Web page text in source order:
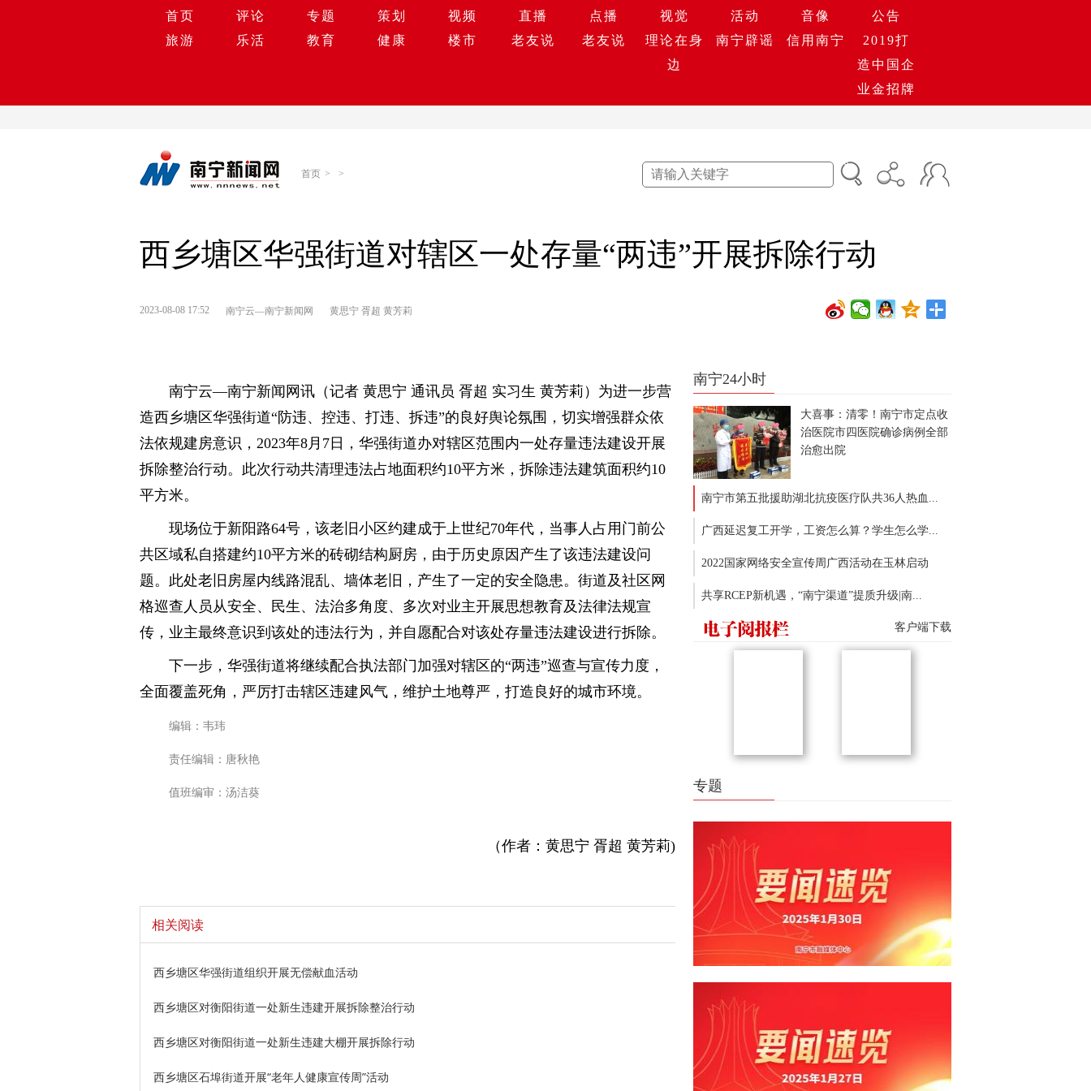
首页 评论 专题 策划 视频 直播 点播 视觉 活动 音像
公告
旅游
乐活 教育 健康 楼市 老友说 老友说
理论在身
边
南宁辟谣 信用南宁
2019打
造中国企
业金招牌
首页 > >
西乡塘区华强街道对辖区一处存量“两违”开展拆除行动
2023-08-08 17:52 南宁云—南宁新闻网 黄思宁 胥超 黄芳莉
南宁云—南宁新闻网讯（记者 黄思宁 通讯员 胥超 实习生 黄芳莉）为进一步营
造西乡塘区华强街道“防违、控违、打违、拆违”的良好舆论氛围，切实增强群众依
法依规建房意识，2023年8月7日，华强街道办对辖区范围内一处存量违法建设开展
拆除整治行动。此次行动共清理违法占地面积约10平方米，拆除违法建筑面积约10
平方米。
现场位于新阳路64号，该老旧小区约建成于上世纪70年代，当事人占用门前公
共区域私自搭建约10平方米的砖砌结构厨房，由于历史原因产生了该违法建设问
题。此处老旧房屋内线路混乱、墙体老旧，产生了一定的安全隐患。街道及社区网
格巡查人员从安全、民生、法治多角度、多次对业主开展思想教育及法律法规宣
传，业主最终意识到该处的违法行为，并自愿配合对该处存量违法建设进行拆除。
下一步，华强街道将继续配合执法部门加强对辖区的“两违”巡查与宣传力度，
全面覆盖死角，严厉打击辖区违建风气，维护土地尊严，打造良好的城市环境。
编辑：韦玮
责任编辑：唐秋艳
值班编审：汤洁葵
（作者：黄思宁 胥超 黄芳莉)
相关阅读
西乡塘区华强街道组织开展无偿献血活动
西乡塘区对衡阳街道一处新生违建开展拆除整治行动
西乡塘区对衡阳街道一处新生违建大棚开展拆除行动
西乡塘区石埠街道开展“老年人健康宣传周”活动
南宁24小时
大喜事：清零！南宁市定点收
治医院市四医院确诊病例全部
治愈出院
南宁市第五批援助湖北抗疫医疗队共36人热血...
广西延迟复工开学，工资怎么算？学生怎么学...
2022国家网络安全宣传周广西活动在玉林启动
共享RCEP新机遇，“南宁渠道”提质升级|南...
客户端下载
专题